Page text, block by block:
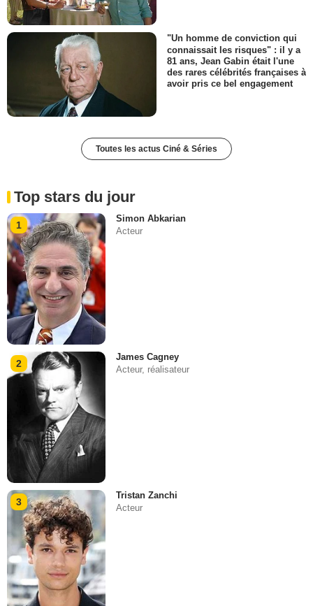
"Un homme de conviction qui
connaissait les risques" : il y a
81 ans, Jean Gabin était l'une
des rares célébrités françaises à
avoir pris ce bel engagement
Toutes les actus Ciné & Séries
Top stars du jour
1
Simon Abkarian
Acteur
2
James Cagney
Acteur, réalisateur
3
Tristan Zanchi
Acteur